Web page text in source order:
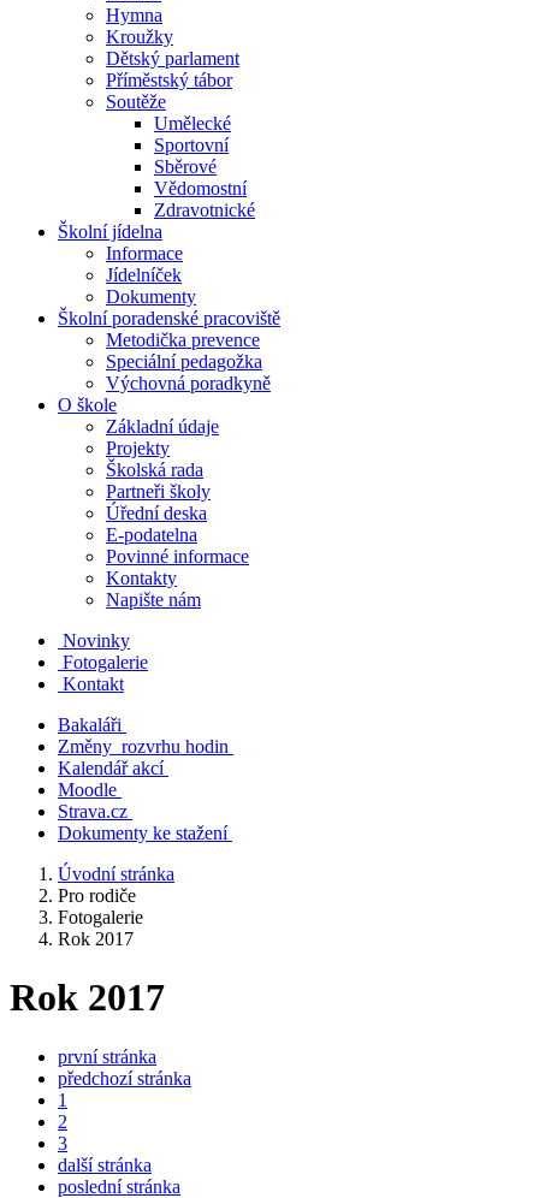
Hymna
Kroužky
Dětský parlament
Příměstský tábor
Soutěže
Umělecké
Sportovní
Sběrové
Vědomostní
Zdravotnické
Školní jídelna
Informace
Jídelníček
Dokumenty
Školní poradenské pracoviště
Metodička prevence
Speciální pedagožka
Výchovná poradkyně
O škole
Základní údaje
Projekty
Školská rada
Partneři školy
Úřední deska
E-podatelna
Povinné informace
Kontakty
Napište nám
Novinky
Fotogalerie
Kontakt
Bakaláři
Změny rozvrhu hodin
Kalendář akcí
Moodle
Strava.cz
Dokumenty ke stažení
Úvodní stránka
Pro rodiče
Fotogalerie
Rok 2017
Rok 2017
první stránka
předchozí stránka
1
2
3
další stránka
poslední stránka